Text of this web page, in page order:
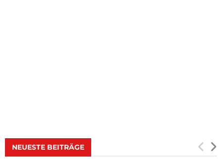
NEUESTE BEITRÄGE